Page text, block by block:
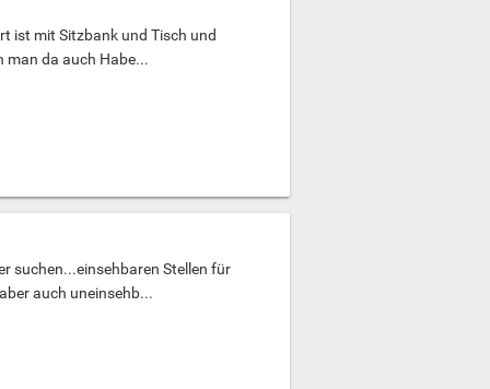
ist mit Sitzbank und Tisch und
man da auch Habe...
suchen...einsehbaren Stellen für
auch uneinsehb...